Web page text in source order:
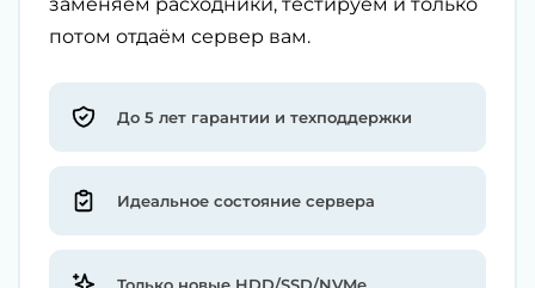
потом отдаём сервер вам.
До 5 лет гарантии и техподдержки
Идеальное состояние сервера